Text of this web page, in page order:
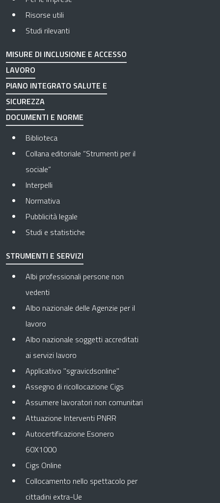
Risorse utili
Studi rilevanti
MISURE DI INCLUSIONE E ACCESSO
LAVORO
PIANO INTEGRATO SALUTE E
SICUREZZA
DOCUMENTI E NORME
Biblioteca
Collana editoriale “Strumenti per il
sociale”
Interpelli
Normativa
Pubblicità legale
Studi e statistiche
STRUMENTI E SERVIZI
Albi professionali persone non
vedenti
Albo nazionale delle Agenzie per il
lavoro
Albo nazionale soggetti accreditati
ai servizi lavoro
Applicativo "sgravicdsonline"
Assegno di ricollocazione Cigs
Assumere lavoratori non comunitari
Attuazione Interventi PNRR
Autocertificazione Esonero
60X1000
Cigs Online
Collocamento nello spettacolo per
cittadini extra-Ue